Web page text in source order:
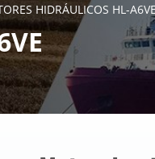
HIDRÁULICOS HL-A6VE